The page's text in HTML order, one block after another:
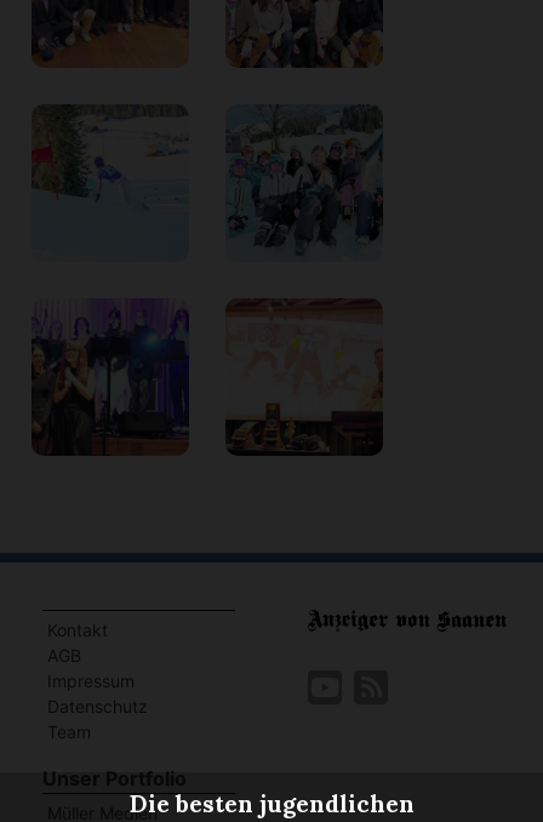
Die besten jugendlichen
Kontakt
AGB
Impressum
Datenschutz
Team
Unser Portfolio
Müller Medien